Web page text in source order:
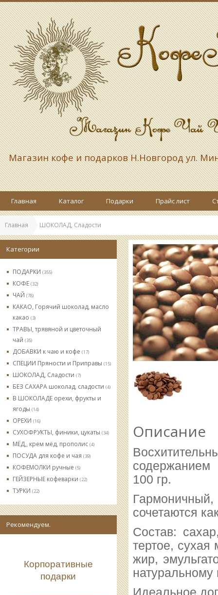
Магазин кофе и подарковН.Новгород ул.
Главная Каталог Подарки Прайс лист
Главная ШОКОЛАД, Сладости
Категории
ПОДАРКИ (355)
КОФЕ (32)
ЧАЙ (78)
КАКАО, Горячий шоколад, масло
какао (3)
ТРАВЫ, трявяной и цветочный
чай (35)
ДОБАВКИ к чаю и кофе (17)
СПЕЦИИ Пряности и Приправы (15)
ШОКОЛАД, Сладости (7)
БЕЗ САХАРА шоколад, сладости (4)
В ШОКОЛАДЕ орехи, фрукты и
ягоды (14)
ОРЕХИ (16)
СУХОФРУКТЫ, финики, цукаты (34)
МЁД,, крем мёд, прополис (4)
ПОСУДА для кофе и чая (39)
КОФЕМОЛКИ ручные (5)
ГЕЙЗЕРНЫЕ кофеварки (22)
ТУРКИ (22)
Рекомендуем.
Корпоративные
подарки
Описание
содержанием
100 гр.
Гармоничный,
сочетаются
Состав:
тертое,
жир,
натуральному
Идеальное